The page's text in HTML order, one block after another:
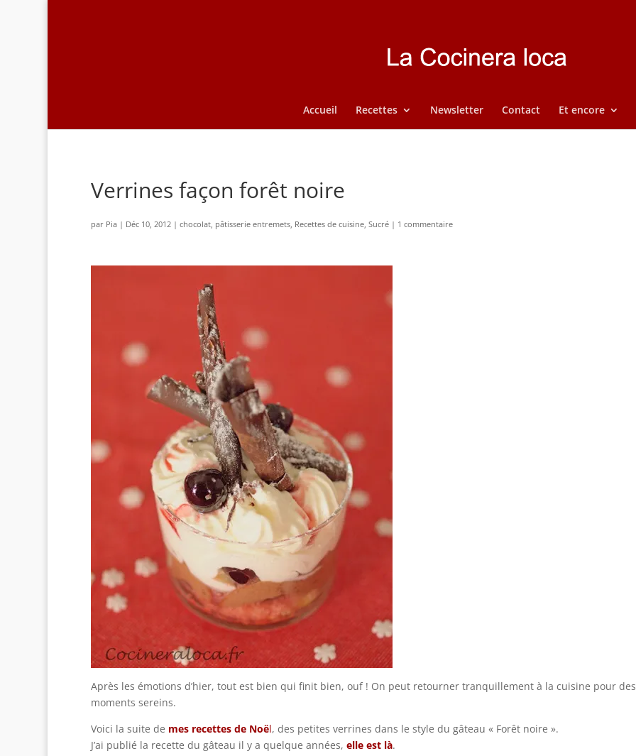
Accueil Recettes Newsletter Contact Et encore
Verrines façon forêt noire
par Pia| Déc 10, 2012| chocolat, pâtisserie entremets, Recettes de cuisine, Sucré| 1 commentaire
Après les émotions d’hier, tout est bien qui finit bien, ouf ! On peut retourner tranquillement à la cuisine pour des
moments sereins.
Voici la suite de mes recettes de Noël, des petites verrines dans le style du gâteau « Forêt noire ».
J’ai publié la recette du gâteau il y a quelque années, elle est là.